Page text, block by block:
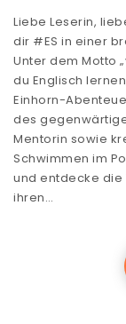
Liebe Leserin,
dir #ES in einer
Unter dem Motto
du Englisch
Einhorn-
des
Mentorin sowie
Schwimmen im
und entdecke die
ihren…